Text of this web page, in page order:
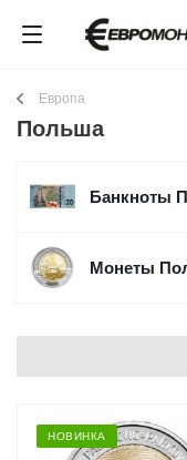
Европа
Польша
Банкноты
Монеты
НОВИНКА